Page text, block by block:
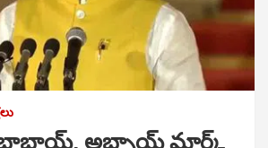
బాబాయ్, అబ్బాయ్ మార్క్